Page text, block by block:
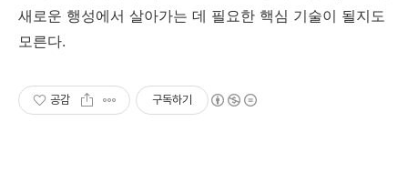
새로운 행성에서 살아가는 데 필요한 핵심 기술이 될지도
모른다.
공감 구독하기